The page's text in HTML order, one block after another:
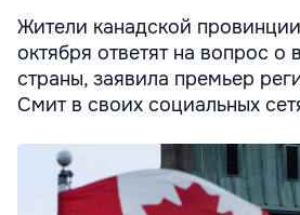
Жители канадской
октября ответят на вопрос о
страны, заявила премьер
Смит в своих социальных